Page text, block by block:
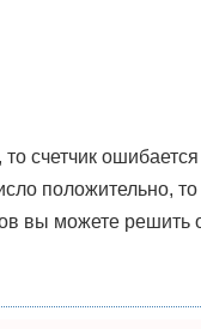
счетчик
положительно,
вы можете решить